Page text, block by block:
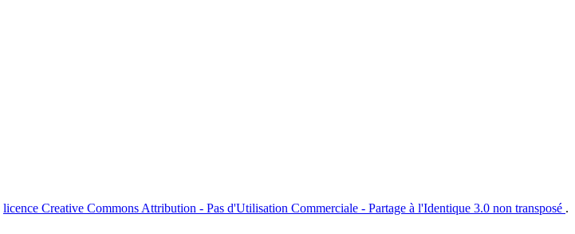
licence Creative Commons Attribution - Pas d'Utilisation Commerciale - Partage à l'Identique 3.0 non transposé .